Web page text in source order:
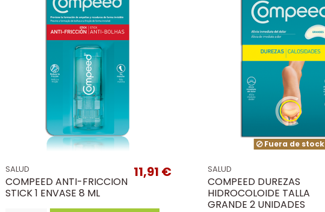
SALUD
COMPEED ANTI-FRICCION
STICK 1 ENVASE 8 ML
11,91 €
Fuera de stock
SALUD
COMPEED DUREZAS
HIDROCOLOIDE TALLA
GRANDE 2 UNIDADES